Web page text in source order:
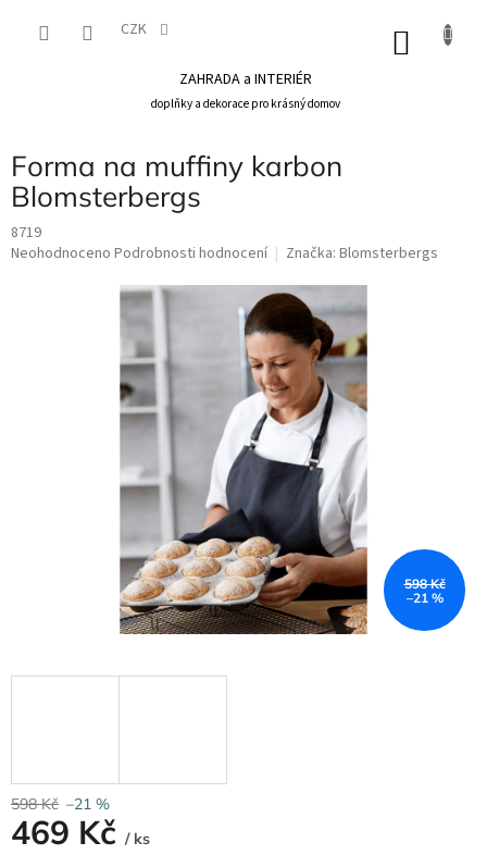
CZK
ZAHRADA a INTERIÉR
doplňky a dekorace pro krásný domov
Forma na muffiny karbon
Blomsterbergs
8719
Průměrné
Neohodnoceno Podrobnosti hodnocení Značka: Blomsterbergs
598 Kč
–21 %
598 Kč –21 %
469 Kč / ks